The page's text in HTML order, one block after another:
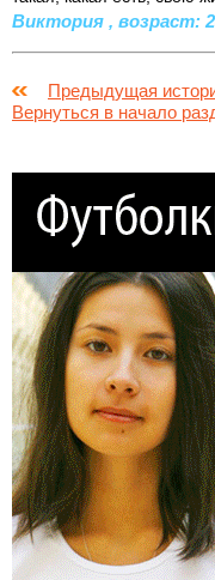
Виктория , возраст:
Предыдущая
Вернуться в начало